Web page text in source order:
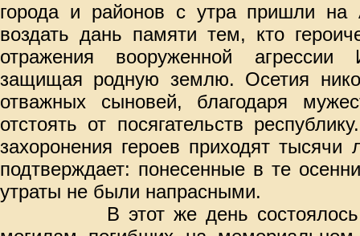
города и районов с утра пришли
воздать дань памяти тем, кто
отражения вооруженной
защищая родную землю. Осетия
отважных сыновей, благодаря
отстоять от посягательств
захоронения героев приходят тысячи
подтверждает: понесенные в те
утраты не были напрасными.
В этот же день